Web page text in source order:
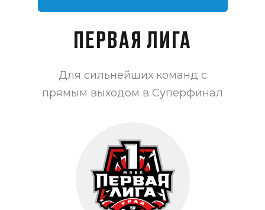
ПЕРВАЯ ЛИГА
Для сильнейших команд с
прямым выходом в Суперфинал